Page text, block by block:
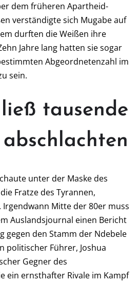
dem früheren Apartheid-
verständigte sich Mugabe auf
durften die Weißen ihre
Jahre lang hatten sie sogar
Abgeordnetenzahl im
sein.
tausende
unter der Maske des
Fratze des Tyrannen,
Mitte der 80er muss
Auslandsjournal einen Bericht
gegen den Stamm der Ndebele
politischer Führer, Joshua
Gegner des
ein ernsthafter Rivale im Kampf